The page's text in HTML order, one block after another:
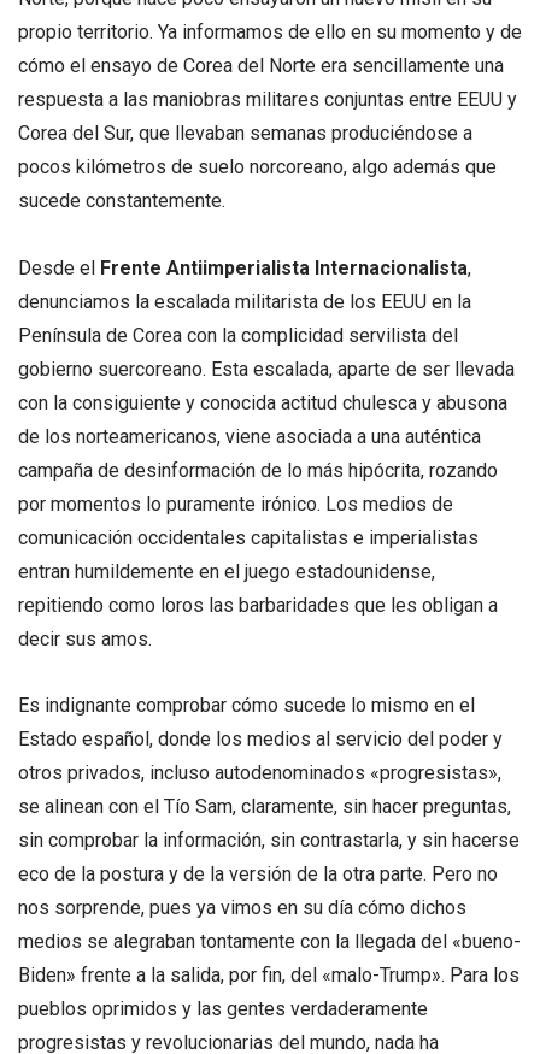
propio territorio. Ya informamos de ello en su momento y de
cómo el ensayo de Corea del Norte era sencillamente una
respuesta a las maniobras militares conjuntas entre EEUU y
Corea del Sur, que llevaban semanas produciéndose a
pocos kilómetros de suelo norcoreano, algo además que
sucede constantemente.
Desde el Frente Antiimperialista Internacionalista,
denunciamos la escalada militarista de los EEUU en la
Península de Corea con la complicidad servilista del
gobierno suercoreano. Esta escalada, aparte de ser llevada
con la consiguiente y conocida actitud chulesca y abusona
de los norteamericanos, viene asociada a una auténtica
campaña de desinformación de lo más hipócrita, rozando
por momentos lo puramente irónico. Los medios de
comunicación occidentales capitalistas e imperialistas
entran humildemente en el juego estadounidense,
repitiendo como loros las barbaridades que les obligan a
decir sus amos.
Es indignante comprobar cómo sucede lo mismo en el
Estado español, donde los medios al servicio del poder y
otros privados, incluso autodenominados «progresistas»,
se alinean con el Tío Sam, claramente, sin hacer preguntas,
sin comprobar la información, sin contrastarla, y sin hacerse
eco de la postura y de la versión de la otra parte. Pero no
nos sorprende, pues ya vimos en su día cómo dichos
medios se alegraban tontamente con la llegada del «bueno-
Biden» frente a la salida, por fin, del «malo-Trump». Para los
pueblos oprimidos y las gentes verdaderamente
progresistas y revolucionarias del mundo, nada ha